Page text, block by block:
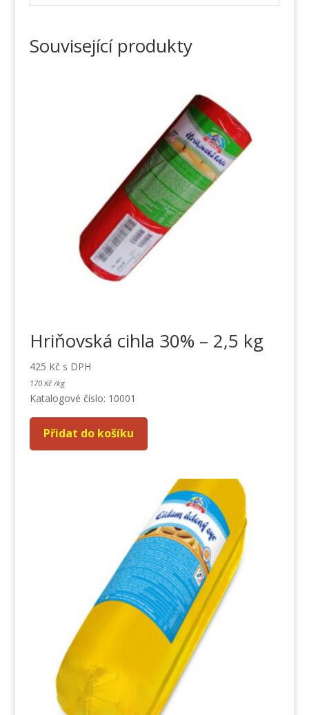
Související produkty
Hriňovská cihla 30% – 2,5 kg
425 Kč s DPH
170 Kč /kg
Katalogové číslo: 10001
Přidat do košíku